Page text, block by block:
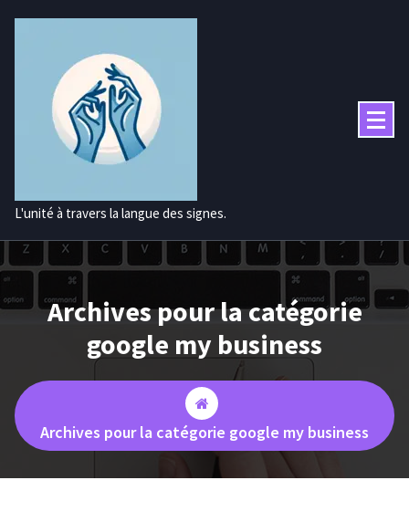
L'unité à travers la langue des signes.
Archives pour la catégorie
google my business
Archives pour la catégorie google my business